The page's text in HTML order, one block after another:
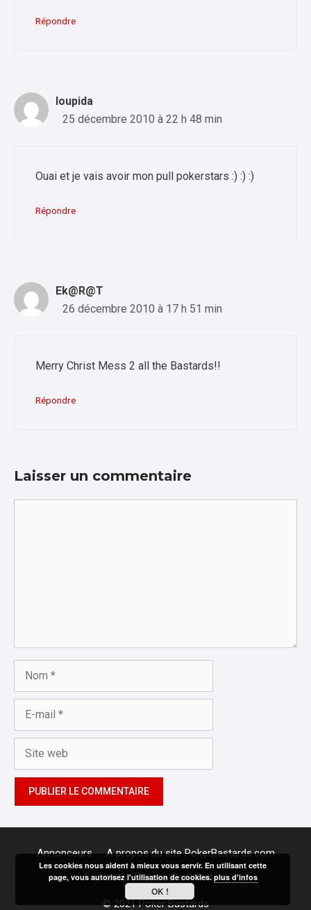
Répondre
loupida
25 décembre 2010 à 22 h 48 min
Ouai et je vais avoir mon pull pokerstars :) :) :)
Répondre
Ek@R@T
26 décembre 2010 à 17 h 51 min
Merry Christ Mess 2 all the Bastards!!
Répondre
Laisser un commentaire
Nom
Site
Annonceurs
A propos du site PokerBastards.com
Contact
Devenir Contributeur
© 2021 Poker Bastards
Les cookies nous aident à mieux vous servir. En utilisant cette
page, vous autorisez l'utilisation de cookies.plus d'infos
OK !